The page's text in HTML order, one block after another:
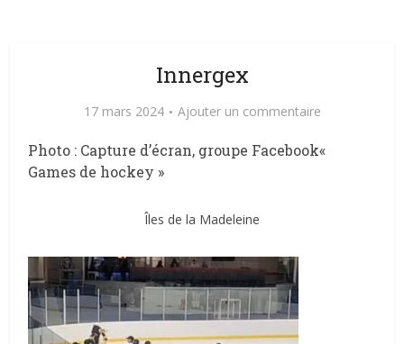
Innergex
17 mars 2024 Ajouter un commentaire
Photo : Capture d’écran, groupe Facebook«
Games de hockey »
Îles de la Madeleine